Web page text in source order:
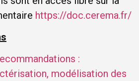
https://doc.cerema.fr/
:
modélisation des